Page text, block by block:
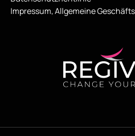
Impressum, Allgemeine